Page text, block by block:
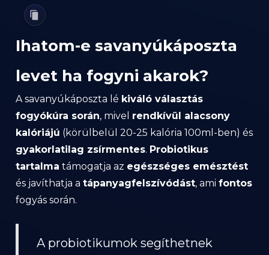
Ihatom-e savanyúkáposzta
levet ha fogyni akarok?
A savanyúkáposzta lé kiváló választás
fogyókúra során, mivel rendkívül alacsony
kalóriájú (körülbelül 20-25 kalória 100ml-ben) és
gyakorlatilag zsírmentes. Probiotikus
tartalma támogatja az egészséges emésztést
és javíthatja a tápanyagfelszívódást, ami fontos
fogyás során.
A probiotikumok segíthetnek